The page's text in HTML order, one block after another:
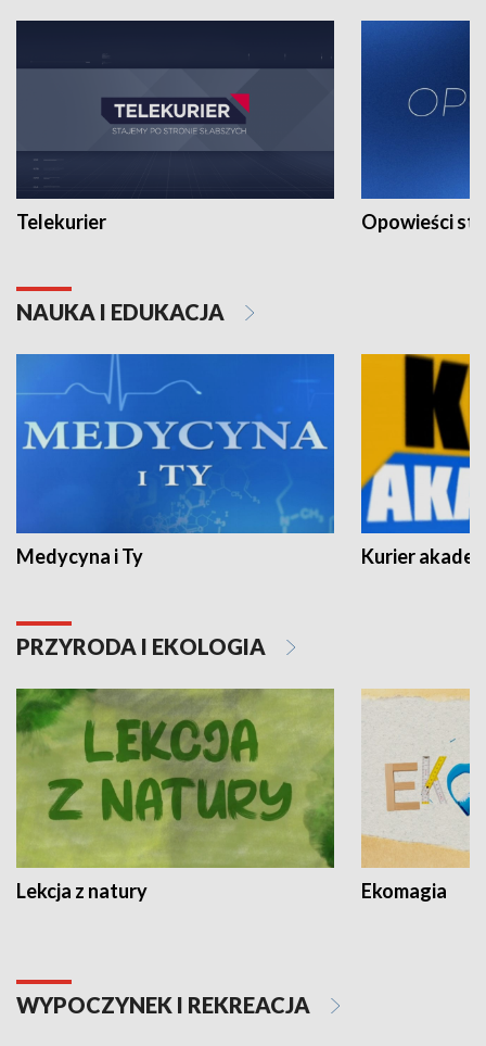
Telekurier Opowieści
NAUKA I EDUKACJA
Medycyna i Ty Kurier
PRZYRODA I EKOLOGIA
Lekcja z natury Ekomagia
WYPOCZYNEK I REKREACJA